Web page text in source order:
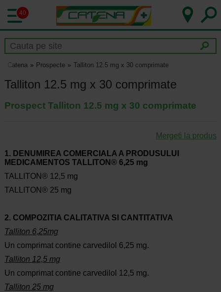
40
Catena Prospecte Talliton 12.5 mg x 30 comprimate
Talliton 12.5 mg x 30 comprimate
Prospect Talliton 12.5 mg x 30 comprimate
Mergeti la produs
1. DENUMIREA COMERCIALA A PRODUSULUI
MEDICAMENTOS TALLITON® 6,25 mg
TALLITON® 12,5 mg
TALLITON® 25 mg
2. COMPOZITIA CALITATIVA SI CANTITATIVA
Talliton 6,25mg
Un comprimat contine carvedilol 6,25 mg.
Talliton 12,5 mg
Un comprimat contine carvedilol 12,5 mg.
Talliton 25 mg